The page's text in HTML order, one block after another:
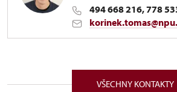
494 668 216, 778
Trčkovo nám. 1/, Opočno
VŠECHNY KONTAKTY